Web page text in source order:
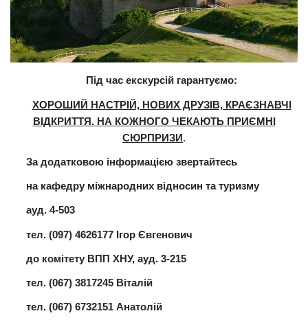
Під час екскурсій гарантуємо:
ХОРОШИЙ НАСТРІЙ, НОВИХ ДРУЗІВ, КРАЄЗНАВЧІ
ВІДКРИТТЯ. НА КОЖНОГО ЧЕКАЮТЬ ПРИЄМНІ
СЮРПРИЗИ.
За додатковою інформацією звертайтесь
на кафедру міжнародних відносин та туризму
ауд. 4-503
тел. (097) 4626177 Ігор Євгенович
до комітету ВПП ХНУ, ауд. 3-215
тел. (067) 3817245 Віталій
тел. (067) 6732151 Анатолій